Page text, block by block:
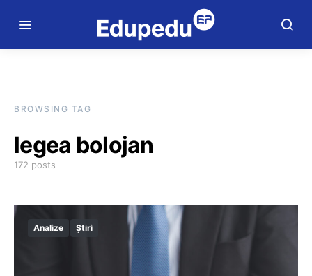
BROWSING TAG
legea bolojan
172 posts
Analize Știri